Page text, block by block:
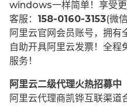
windows一样简单！享受
客服： 158-0160-3153(微
阿里云官网会员账号，拥有
自助开具阿里云发票！全
服务！
阿里云二级代理火热招募中
阿里云代理商凯铧互联渠道